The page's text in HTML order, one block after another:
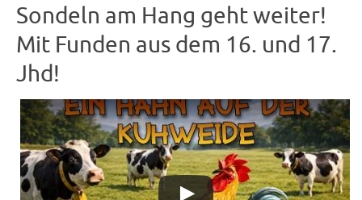
Sondeln am Hang geht weiter!
Mit Funden aus dem 16. und 17.
Jhd!